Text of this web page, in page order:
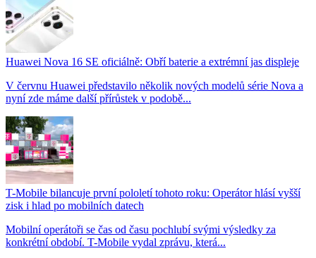
Huawei Nova 16 SE oficiálně: Obří baterie a extrémní jas displeje
V červnu Huawei představilo několik nových modelů série Nova a
nyní zde máme další přírůstek v podobě...
T-Mobile bilancuje první pololetí tohoto roku: Operátor hlásí vyšší
zisk i hlad po mobilních datech
Mobilní operátoři se čas od času pochlubí svými výsledky za
konkrétní období. T-Mobile vydal zprávu, která...